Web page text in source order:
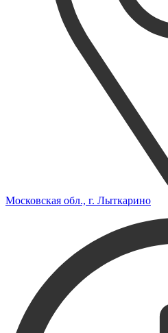
Московская обл., г. Лыткарино